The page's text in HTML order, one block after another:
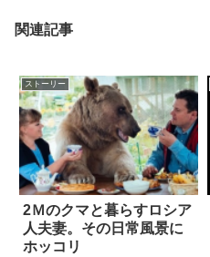
関連記事
ストーリー
2Ｍのクマと暮らすロシア
人夫妻。その日常風景に
ホッコリ